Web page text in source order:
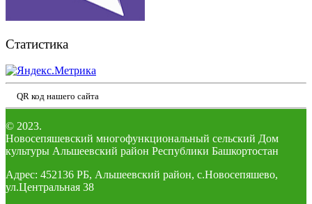
Статистика
QR код нашего сайта
© 2023.
Новосепяшевский многофункциональный сельский Дом
культуры Альшеевский район Республики Башкортостан
Адрес: 452136 РБ, Альшеевский район, с.Новосепяшево,
ул.Центральная 38